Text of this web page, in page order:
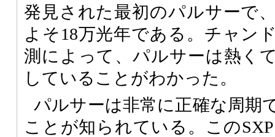
発見された最初のパルサーで
よそ18万光年である。チャン
測によって、パルサーは熱く
していることがわかった。
パルサーは非常に正確な周期
ことが知られている。この